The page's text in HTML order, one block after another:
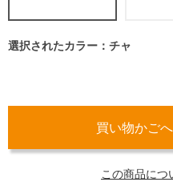
選択されたカラー：チャ
この商品につ